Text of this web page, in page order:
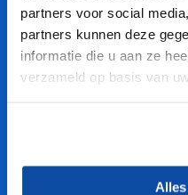
partners voor social
partners kunnen deze
informatie die u aan ze
verzameld op basis van
PROFITEER VAN
Professionele kwaliteit
1 jaar productgarantie